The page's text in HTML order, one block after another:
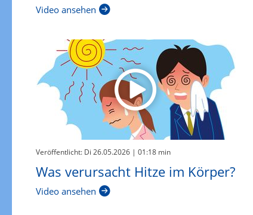
Video ansehen
Veröffentlicht: Di 26.05.2026| 01:18 min
Was verursacht Hitze im Körper?
Video ansehen